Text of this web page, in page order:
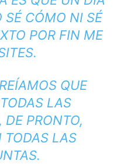
SÉ CÓMO NI SÉ
POR FIN ME
QUE
LAS
DE PRONTO,
TODAS LAS